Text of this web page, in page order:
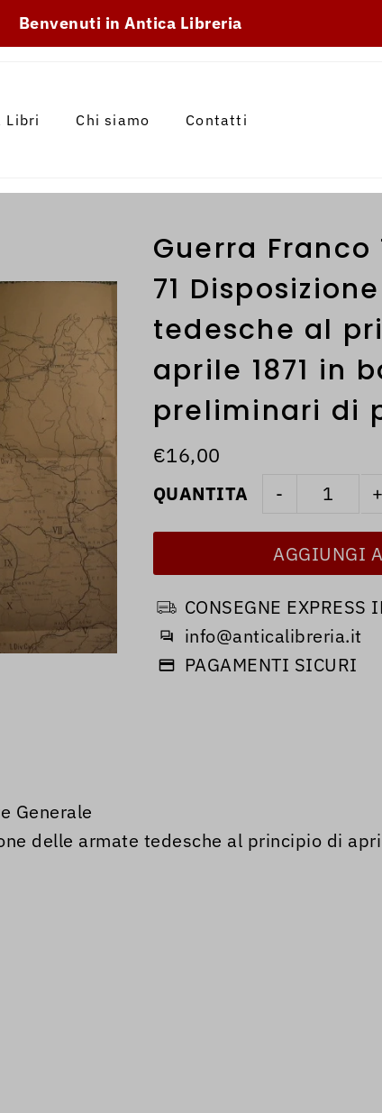
Benvenuti in Antica Libreria
Libri Chi siamo Contatti
Guerra Franco
71
tedesche al
aprile 1871 in
preliminari di
€16,00
QUANTITA - +
CONSEGNE EXPRESS
info@anticalibreria.it
PAGAMENTI SICURI
Generale
delle armate tedesche al principio di